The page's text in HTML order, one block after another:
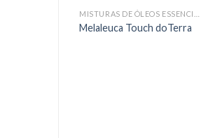
Melaleuca Touch doTerra